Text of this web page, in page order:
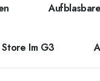
Im G3